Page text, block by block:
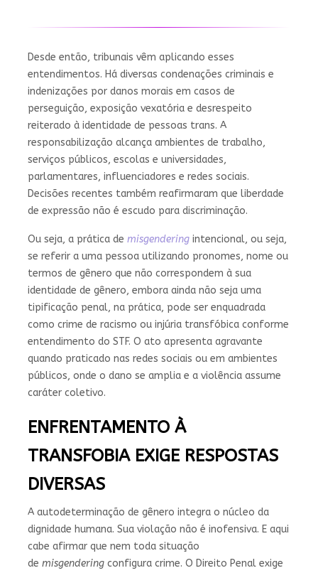
Desde então, tribunais vêm aplicando esses
entendimentos. Há diversas condenações criminais e
indenizações por danos morais em casos de
perseguição, exposição vexatória e desrespeito
reiterado à identidade de pessoas trans. A
responsabilização alcança ambientes de trabalho,
serviços públicos, escolas e universidades,
parlamentares, influenciadores e redes sociais.
Decisões recentes também reafirmaram que liberdade
de expressão não é escudo para discriminação.
Ou seja, a prática de misgendering intencional, ou seja,
se referir a uma pessoa utilizando pronomes, nome ou
termos de gênero que não correspondem à sua
identidade de gênero, embora ainda não seja uma
tipificação penal, na prática, pode ser enquadrada
como crime de racismo ou injúria transfóbica conforme
entendimento do STF. O ato apresenta agravante
quando praticado nas redes sociais ou em ambientes
públicos, onde o dano se amplia e a violência assume
caráter coletivo.
ENFRENTAMENTO À
TRANSFOBIA EXIGE RESPOSTAS
DIVERSAS
A autodeterminação de gênero integra o núcleo da
dignidade humana. Sua violação não é inofensiva. E aqui
cabe afirmar que nem toda situação
de misgendering configura crime. O Direito Penal exige